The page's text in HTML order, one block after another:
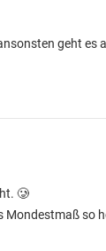
geht es
🥲
so